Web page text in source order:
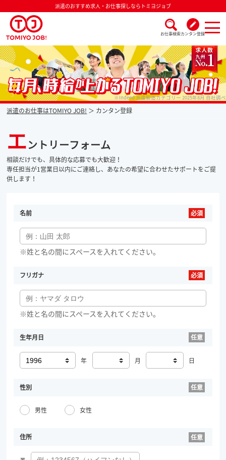
派遣のおすすめ求人・お仕事探しならトミヨジョブ
お仕事検索カンタン登録
派遣なら毎月時給が上がるトミヨジョブ ※Indeed 派遣製造カテゴリー 2025年8月 自社調べ
派遣のお仕事はTOMIYO JOB! カンタン登録
エントリーフォーム
相談だけでも、具体的な応募でも大歓迎！
専任担当が1営業日以内にご連絡し、あなたの希望に合わせたサポートをご提
供します！
名前
※姓と名の間にスペースを入れてください。
フリガナ
※姓と名の間にスペースを入れてください。
生年月日
年 月 日
性別
男性 女性
住所